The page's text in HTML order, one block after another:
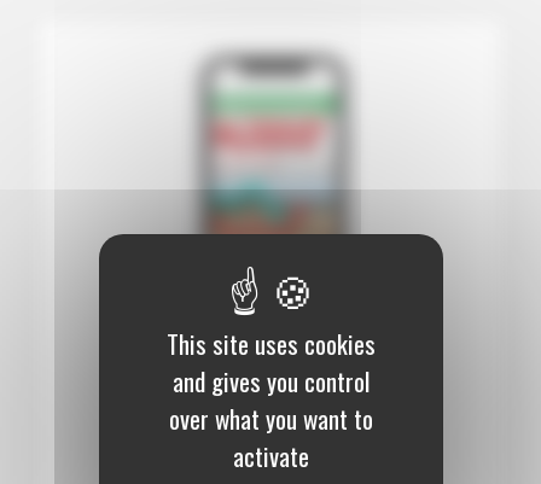
12 mois :99,00 €
Numérique
S’abonner au journal
This site uses cookies
and gives you control
over what you want to
activate